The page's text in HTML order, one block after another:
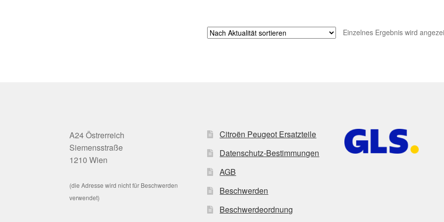
Einzelnes Ergebnis wird
A24 Östrerreich
Siemensstraße
1210 Wien
(die Adresse wird nicht für Beschwerden
verwendet)
Citroën Peugeot Ersatzteile
Datenschutz-Bestimmungen
AGB
Beschwerden
Beschwerdeordnung